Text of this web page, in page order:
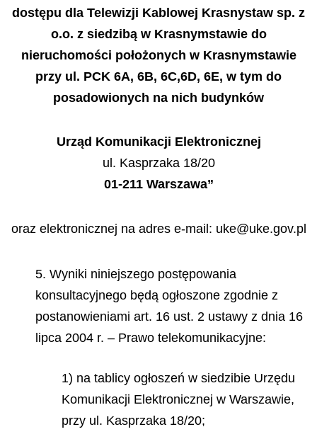
dostępu dla Telewizji Kablowej Krasnystaw sp. z
o.o. z siedzibą w Krasnymstawie do
nieruchomości położonych w Krasnymstawie
przy ul. PCK 6A, 6B, 6C,6D, 6E, w tym do
posadowionych na nich budynków
Urząd Komunikacji Elektronicznej
ul. Kasprzaka 18/20
01-211 Warszawa”
oraz elektronicznej na adres e-mail: uke@uke.gov.pl
5. Wyniki niniejszego postępowania
konsultacyjnego będą ogłoszone zgodnie z
postanowieniami art. 16 ust. 2 ustawy z dnia 16
lipca 2004 r. – Prawo telekomunikacyjne:
1) na tablicy ogłoszeń w siedzibie Urzędu
Komunikacji Elektronicznej w Warszawie,
przy ul. Kasprzaka 18/20;